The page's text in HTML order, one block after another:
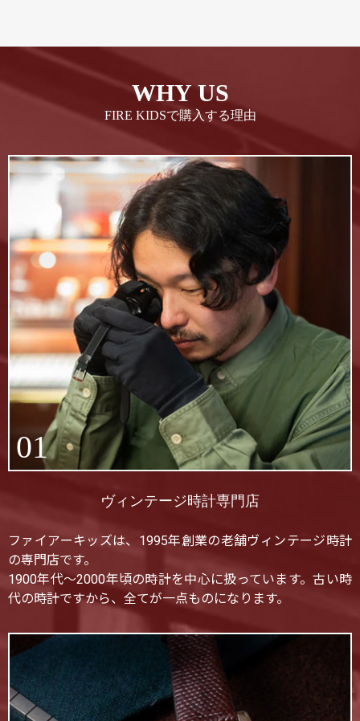
WHY US
FIRE KIDSで購入する理由
01
ヴィンテージ時計専門店
ファイアーキッズは、1995年創業の老舗ヴィンテージ時計
の専門店です。
1900年代〜2000年頃の時計を中心に扱っています。古い時
代の時計ですから、全てが一点ものになります。